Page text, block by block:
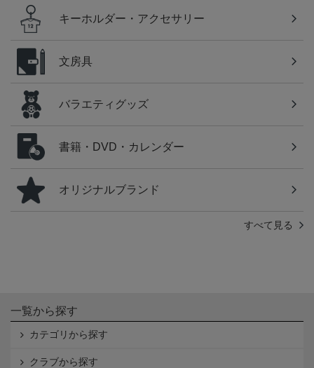
キーホルダー・アクセサリー
文房具
バラエティグッズ
書籍・DVD・カレンダー
オリジナルブランド
すべて見る
一覧から探す
カテゴリから探す
クラブから探す